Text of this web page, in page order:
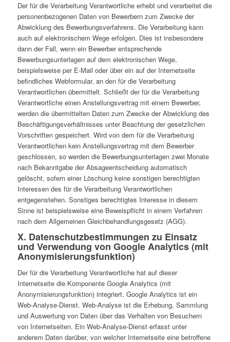
Der für die Verarbeitung Verantwortliche erhebt und verarbeitet die
personenbezogenen Daten von Bewerbern zum Zwecke der
Abwicklung des Bewerbungsverfahrens. Die Verarbeitung kann
auch auf elektronischem Wege erfolgen. Dies ist insbesondere
dann der Fall, wenn ein Bewerber entsprechende
Bewerbungsunterlagen auf dem elektronischen Wege,
beispielsweise per E-Mail oder über ein auf der Internetseite
befindliches Webformular, an den für die Verarbeitung
Verantwortlichen übermittelt. Schließt der für die Verarbeitung
Verantwortliche einen Anstellungsvertrag mit einem Bewerber,
werden die übermittelten Daten zum Zwecke der Abwicklung des
Beschäftigungsverhältnisses unter Beachtung der gesetzlichen
Vorschriften gespeichert. Wird von dem für die Verarbeitung
Verantwortlichen kein Anstellungsvertrag mit dem Bewerber
geschlossen, so werden die Bewerbungsunterlagen zwei Monate
nach Bekanntgabe der Absageentscheidung automatisch
gelöscht, sofern einer Löschung keine sonstigen berechtigten
Interessen des für die Verarbeitung Verantwortlichen
entgegenstehen. Sonstiges berechtigtes Interesse in diesem
Sinne ist beispielsweise eine Beweispflicht in einem Verfahren
nach dem Allgemeinen Gleichbehandlungsgesetz (AGG).
X. Datenschutzbestimmungen zu Einsatz
und Verwendung von Google Analytics (mit
Anonymisierungsfunktion)
Der für die Verarbeitung Verantwortliche hat auf dieser
Internetseite die Komponente Google Analytics (mit
Anonymisierungsfunktion) integriert. Google Analytics ist ein
Web-Analyse-Dienst. Web-Analyse ist die Erhebung, Sammlung
und Auswertung von Daten über das Verhalten von Besuchern
von Internetseiten. Ein Web-Analyse-Dienst erfasst unter
anderem Daten darüber, von welcher Internetseite eine betroffene